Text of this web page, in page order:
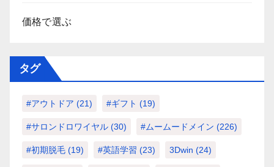
価格で選ぶ
タグ
#アウトドア (21) #ギフト (19)
#サロンドロワイヤル (30) #ムームードメイン (226)
#初期脱毛 (19) #英語学習 (23) 3Dwin (24)